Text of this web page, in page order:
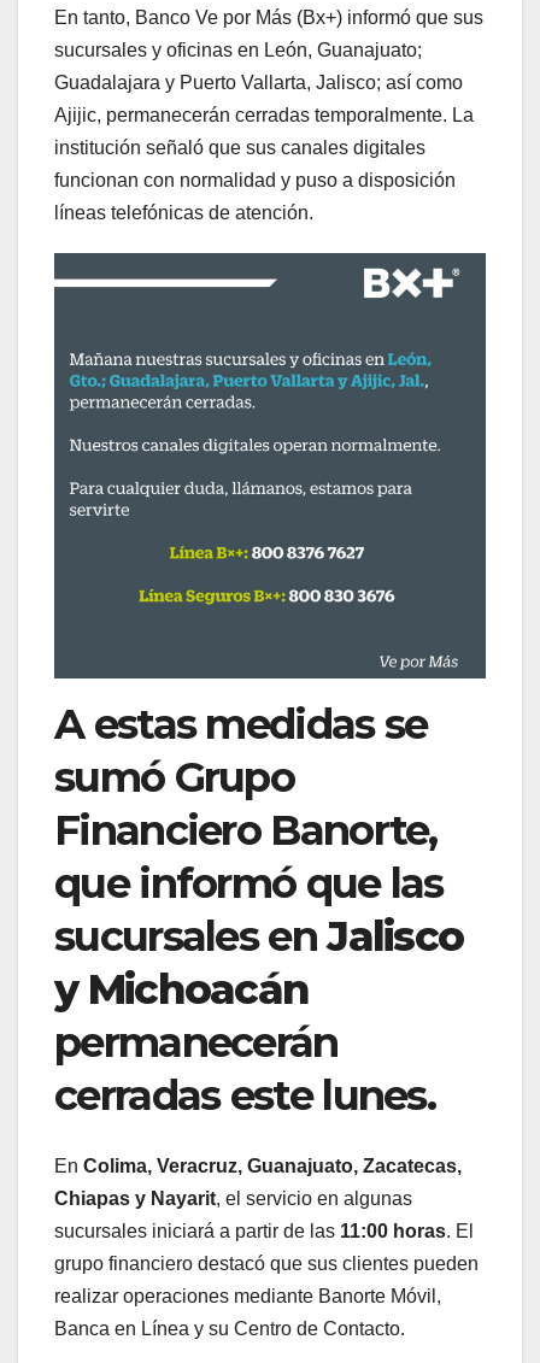
En tanto, Banco Ve por Más (Bx+) informó que sus
sucursales y oficinas en León, Guanajuato;
Guadalajara y Puerto Vallarta, Jalisco; así como
Ajijic, permanecerán cerradas temporalmente. La
institución señaló que sus canales digitales
funcionan con normalidad y puso a disposición
líneas telefónicas de atención.
A estas medidas se
sumó Grupo
Financiero Banorte,
que informó que las
sucursales enJalisco
y Michoacán
permanecerán
cerradas este lunes.
En Colima, Veracruz, Guanajuato, Zacatecas,
Chiapas y Nayarit, el servicio en algunas
sucursales iniciará a partir de las 11:00 horas. El
grupo financiero destacó que sus clientes pueden
realizar operaciones mediante Banorte Móvil,
Banca en Línea y su Centro de Contacto.